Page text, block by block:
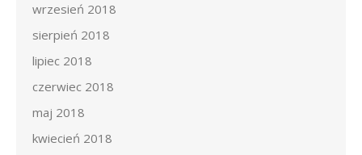
wrzesień 2018
sierpień 2018
lipiec 2018
czerwiec 2018
maj 2018
kwiecień 2018